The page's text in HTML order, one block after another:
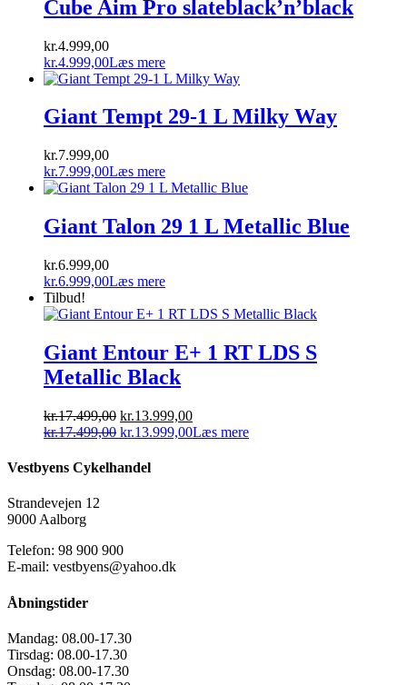
Cube Aim Pro slateblack’n’black
kr.4.999,00
kr.4.999,00Læs mere
Giant Tempt 29-1 L Milky Way
kr.7.999,00
kr.7.999,00Læs mere
Giant Talon 29 1 L Metallic Blue
kr.6.999,00
kr.6.999,00Læs mere
Tilbud!
Giant Entour E+ 1 RT LDS S
Metallic Black
kr.17.499,00 Den
oprindelige
var:
kr.13.999,00Den
aktuelle
kr.17.499,00 Den
pris
kr.13.999,00Den
Læs mere
Vestbyens Cykelhandel
Strandevejen 12
9000 Aalborg
Telefon: 98 900 900
E-mail: vestbyens@yahoo.dk
Åbningstider
Mandag: 08.00-17.30
Tirsdag: 08.00-17.30
Onsdag: 08.00-17.30